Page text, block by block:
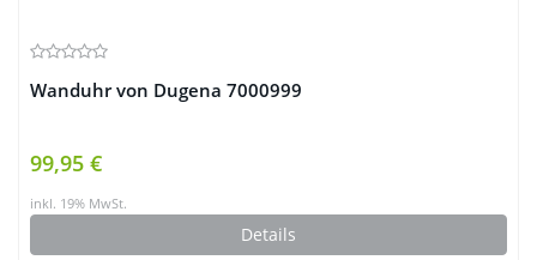
Wanduhr von Dugena 7000999
99,95 €
inkl. 19% MwSt.
Details